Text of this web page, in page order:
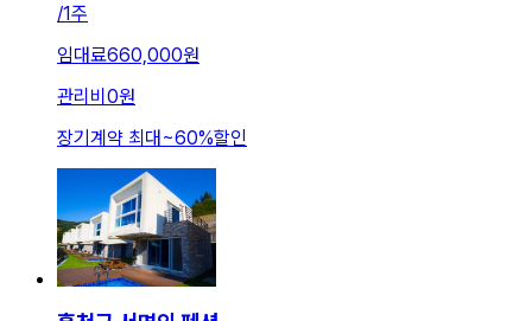
/1주
임대료660,000원
관리비 0원
장기계약 최대~60%할인